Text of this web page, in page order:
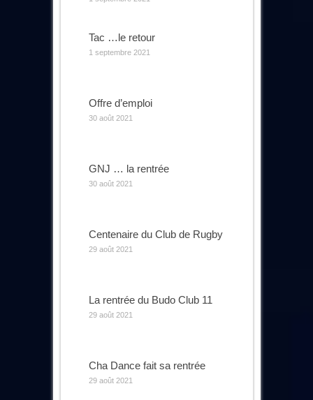
Tac …le retour
1 septembre 2021
Offre d’emploi
30 août 2021
GNJ … la rentrée
30 août 2021
Centenaire du Club de Rugby
29 août 2021
La rentrée du Budo Club 11
29 août 2021
Cha Dance fait sa rentrée
29 août 2021